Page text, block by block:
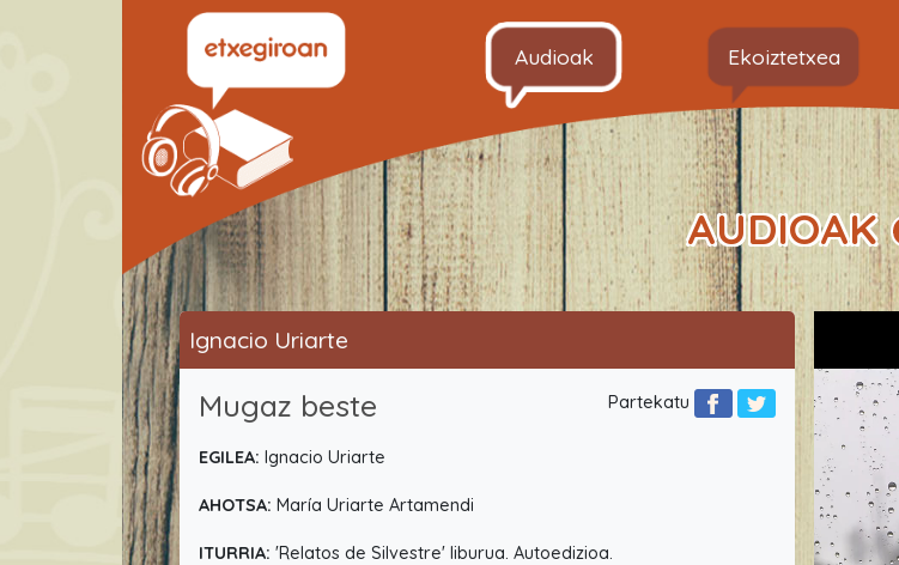
Audioak Ekoiztetxea
AUDIOAK
Ignacio Uriarte
Partekatu
Mugaz beste
EGILEA: Ignacio Uriarte
AHOTSA: María Uriarte Artamendi
ITURRIA: 'Relatos de Silvestre' liburua. Autoedizioa.